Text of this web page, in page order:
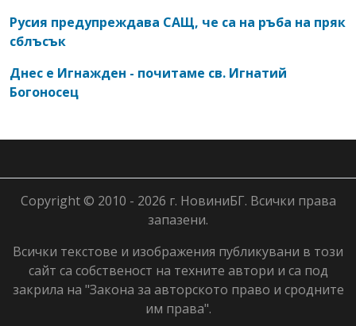
Русия предупреждава САЩ, че са на ръба на пряк
сблъсък
Днес е Игнажден - почитаме св. Игнатий
Богоносец
Copyright © 2010 - 2026 г. НовиниБГ. Всички права
запазени.
Всички текстове и изображения публикувани в този
сайт са собственост на техните автори и са под
закрила на "Закона за авторското право и сродните
им права".